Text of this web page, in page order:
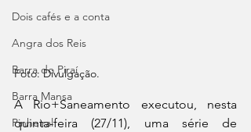
Dois cafés e a conta
Angra dos Reis
Barra do Piraí
Barra Mansa
Pinheiral
Foto: Divulgação.
A Rio+Saneamento executou, nesta
quinta-feira (27/11), uma série de